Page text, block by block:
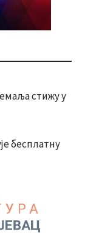
стижу у
бесплатну